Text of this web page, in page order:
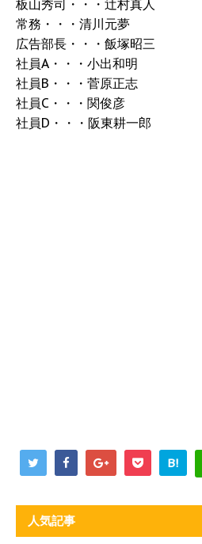
板山秀司・・・辻村真人
常務・・・清川元夢
広告部長・・・飯塚昭三
社員A・・・小出和明
社員B・・・菅原正志
社員C・・・関俊彦
社員D・・・阪東耕一郎
B!
人気記事